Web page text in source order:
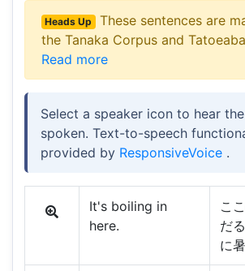
Heads Up
These sentences are
the Tanaka Corpus and
Read more
Select a speaker icon to hear
spoken. Text-to-speech
provided by ResponsiveVoice .
It's boiling in
here.
こ
だ
に暑